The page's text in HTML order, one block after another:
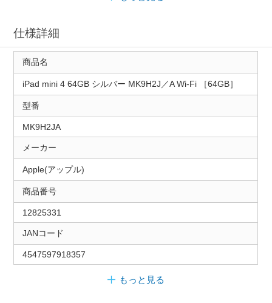
仕様詳細
商品名
iPad mini 4 64GB シルバー MK9H2J／A Wi-Fi ［64GB］
型番
MK9H2JA
メーカー
Apple(アップル)
商品番号
12825331
JANコード
4547597918357
もっと見る